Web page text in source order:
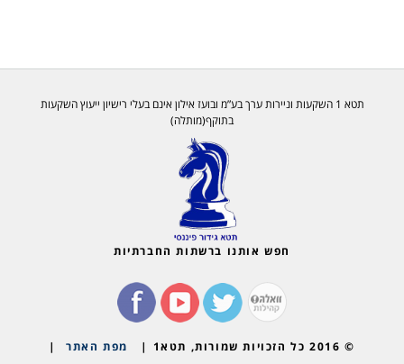
תטא 1 השקעות וניירות ערך בע”מ ובועז אילון אינם בעלי רישיון ייעוץ השקעות
בתוקף(מותלה)
חפש אותנו ברשתות החברתיות
© 2016 כל הזכויות שמורות, תטא1 | מפת האתר |